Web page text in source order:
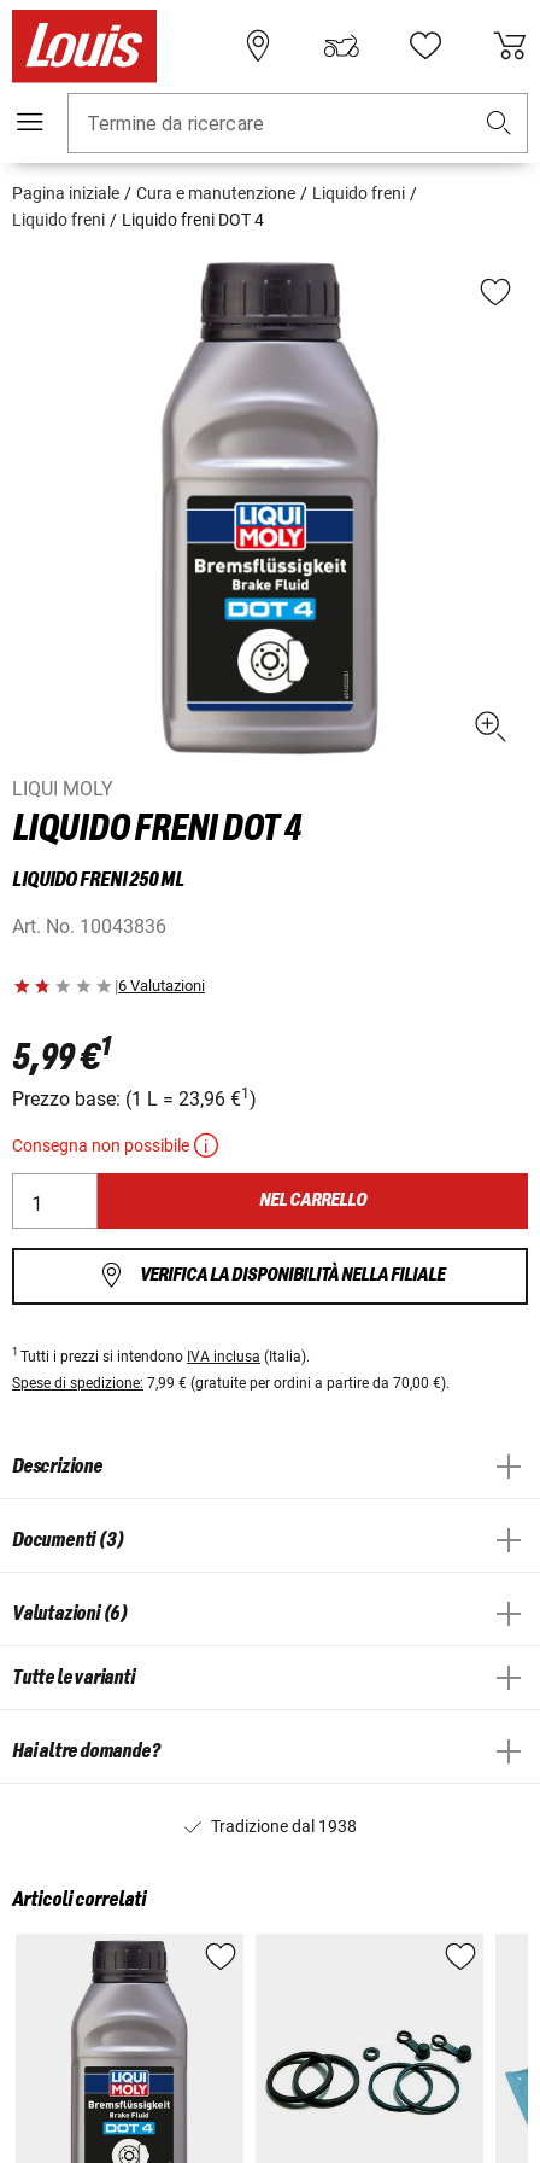
Termine da ricercare
Pagina iniziale Cura e manutenzione
Liquido freni
Liquido freni
Liquido freni DOT 4
LIQUI MOLY
LIQUIDO FRENI DOT 4
LIQUIDO FRENI 250 ML
Art. No. 10043836
|6 Valutazioni
5,99 €1
Prezzo base: (1 L = 23,96 €1 )
Consegna non possibile
NEL CARRELLO
VERIFICA LA DISPONIBILITÀ NELLA FILIALE
1 Tutti i prezzi si intendono IVA inclusa (Italia).
Spese di spedizione: 7,99 € (gratuite per ordini a partire da 70,00 €).
Descrizione
Documenti (3)
Valutazioni (6)
Tutte le varianti
Hai altre domande?
Tradizione dal 1938
Articoli correlati